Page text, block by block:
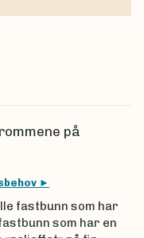
på
fastbunn som har
som har en